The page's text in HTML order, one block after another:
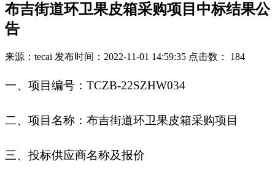
布吉街道环卫果皮箱采购项目中标结果公
告
来源：tecai 发布时间：2022-11-01 14:59:35 点击数： 184
一、项目编号：TCZB-22SZHW034
二、项目名称：布吉街道环卫果皮箱采购项目
三、投标供应商名称及报价